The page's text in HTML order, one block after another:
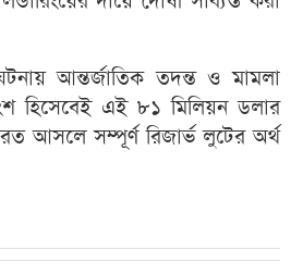
আন্তর্জাতিক তদন্ত ও মামলা
হিসেবেই এই ৮১ মিলিয়ন ডলার
আসলে সম্পূর্ণ রিজার্ভ লুটের অর্থ